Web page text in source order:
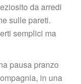
da arredi
sulle pareti.
semplici ma
pausa pranzo
in una